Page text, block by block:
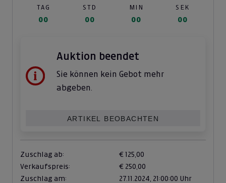
TAG STD MIN SEK
00 00 00 00
Auktion beendet
Sie können kein Gebot mehr
abgeben.
ARTIKEL BEOBACHTEN
Zuschlag ab:
€ 125,00
Verkaufspreis:
€ 250,00
Zuschlag am:
27.11.2024, 21:00:00 Uhr